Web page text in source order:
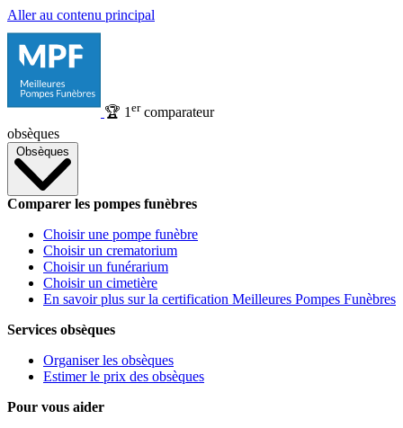
Aller au contenu principal
🏆 1 ercomparateur
obsèques
Obsèques
Comparer les pompes funèbres
Choisir une pompe funèbre
Choisir un crematorium
Choisir un funérarium
Choisir un cimetière
En savoir plus sur la certification Meilleures Pompes Funèbres
Services obsèques
Organiser les obsèques
Estimer le prix des obsèques
Pour vous aider